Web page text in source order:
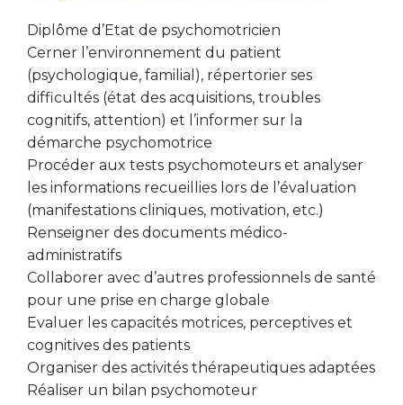
Diplôme d’Etat de psychomotricien
Cerner l’environnement du patient
(psychologique, familial), répertorier ses
difficultés (état des acquisitions, troubles
cognitifs, attention) et l’informer sur la
démarche psychomotrice
Procéder aux tests psychomoteurs et analyser
les informations recueillies lors de l’évaluation
(manifestations cliniques, motivation, etc.)
Renseigner des documents médico-
administratifs
Collaborer avec d’autres professionnels de santé
pour une prise en charge globale
Evaluer les capacités motrices, perceptives et
cognitives des patients
Organiser des activités thérapeutiques adaptées
Réaliser un bilan psychomoteur